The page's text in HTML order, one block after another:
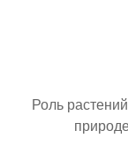
Роль